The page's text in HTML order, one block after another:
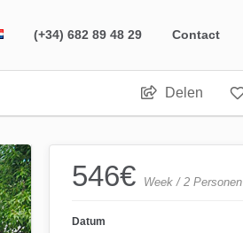
(+34) 682 89 48 29 Contact
Delen
546€ Week / 2 Personen
Datum